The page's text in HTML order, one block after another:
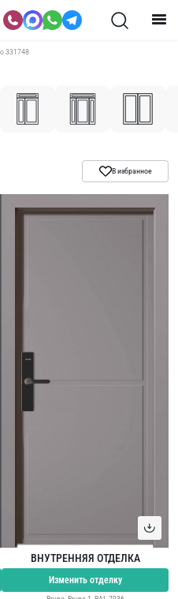
331748
В избранное
ВНУТРЕННЯЯ ОТДЕЛКА
Изменить отделку